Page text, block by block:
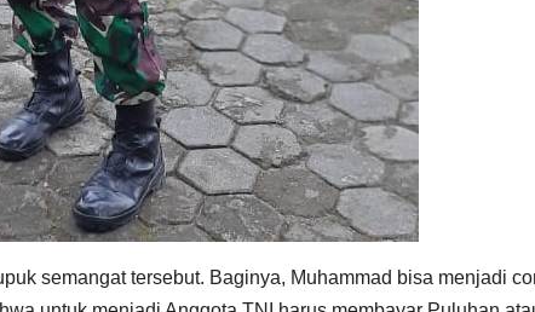
semangat tersebut. Baginya, Muhammad bisa menjadi